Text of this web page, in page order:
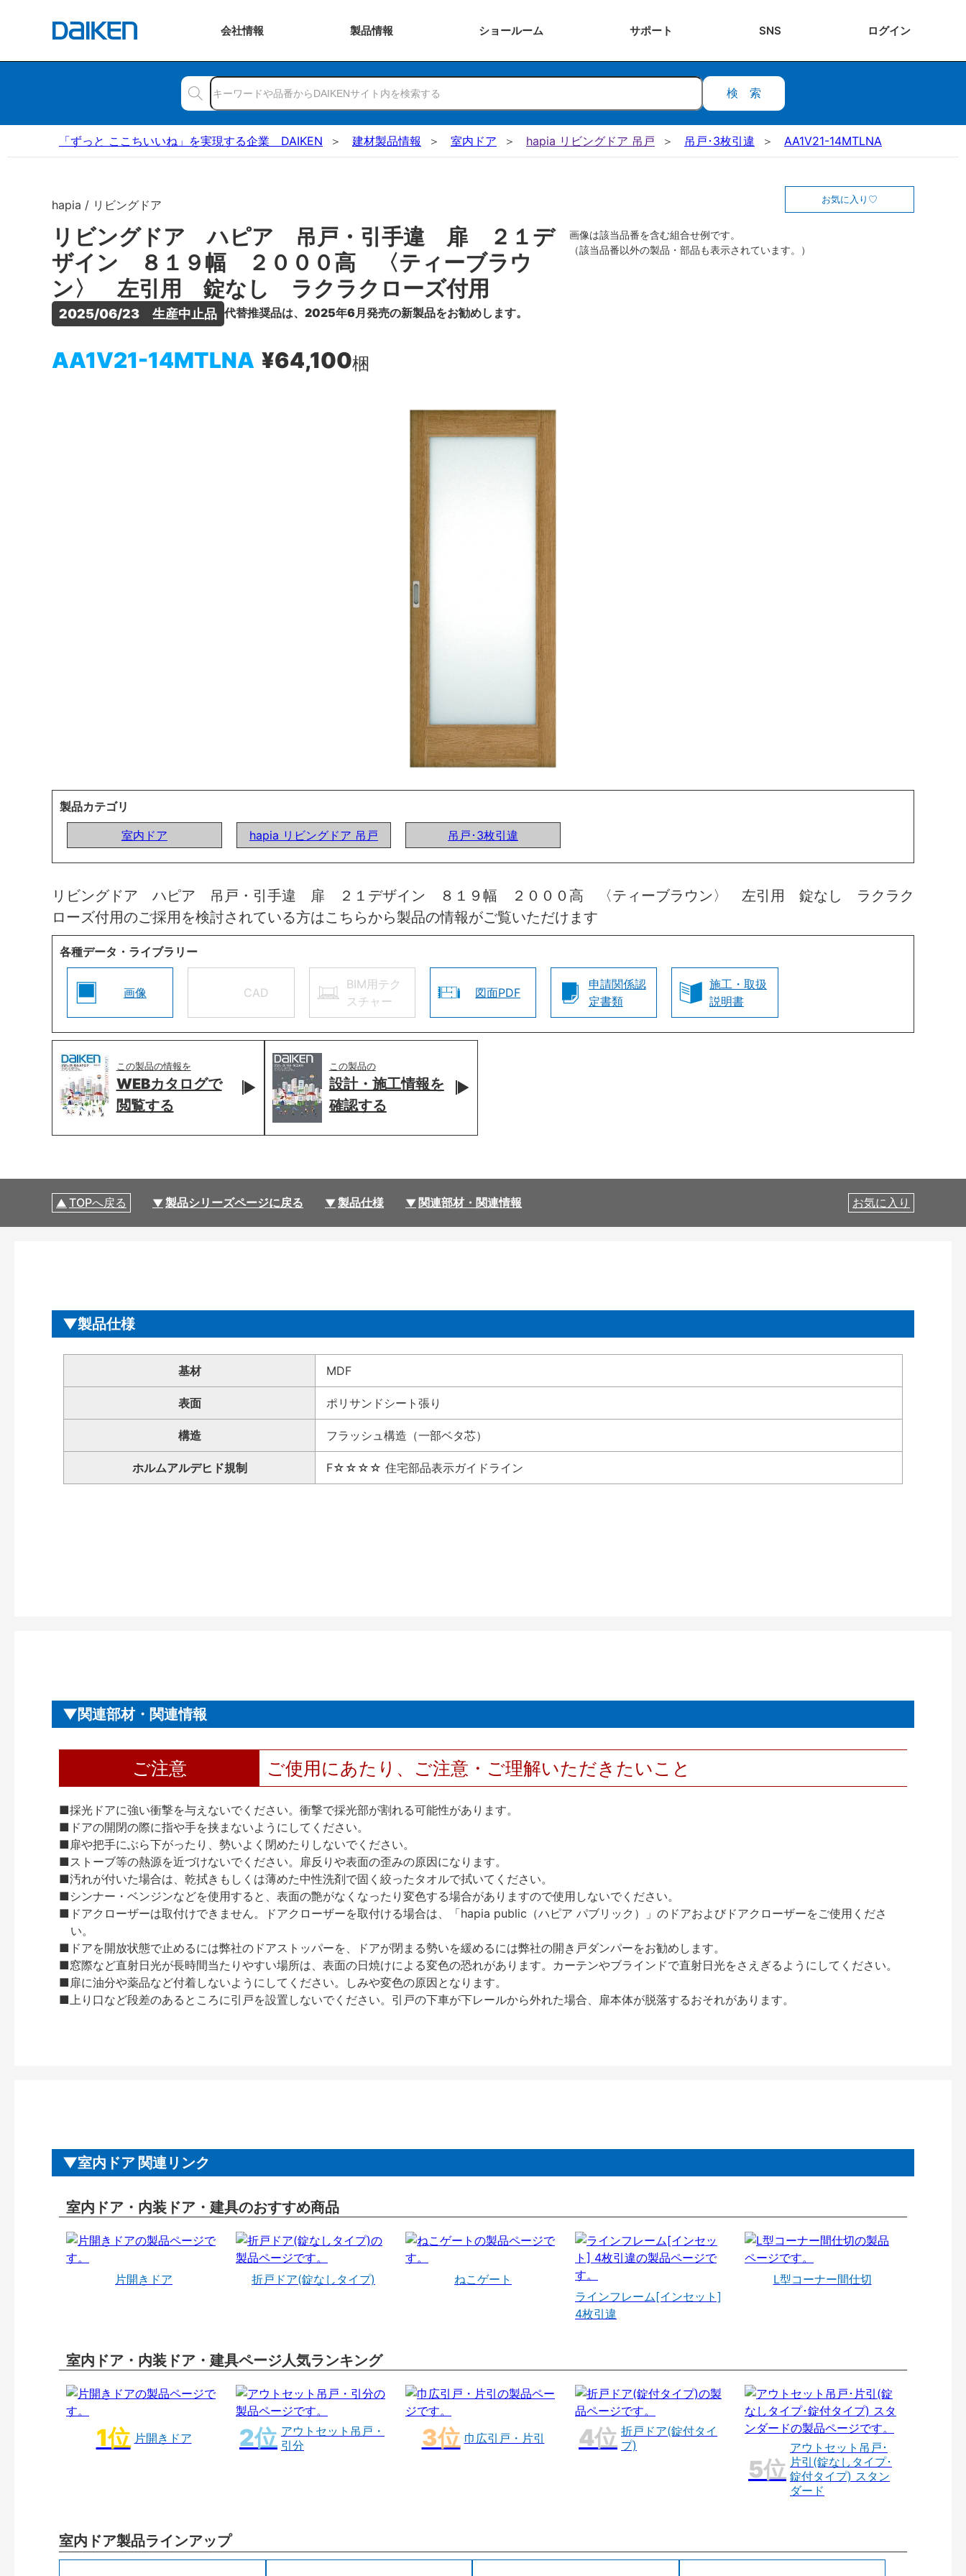
会社情報 製品情報 ショールーム サポート SNS ログイン
検索
「ずっと ここちいいね」を実現する企業 DAIKEN 建材製品情報 室内ドア hapia リビングドア 吊戸 吊戸･3枚引違 AA1V21-14MTLNA
hapia / リビングドア
リビングドア ハピア 吊戸・引手違 扉 ２１デ
ザイン ８１９幅 ２０００高 〈ティーブラウ
ン〉 左引用 錠なし ラクラクローズ付用
2025/06/23　生産中止品 代替推奨品は、2025年6月発売の新製品をお勧めします。
AA1V21-14MTLNA ¥64,100梱
お気に入り
画像は該当品番を含む組合せ例です。
（該当品番以外の製品・部品も表示されています。）
製品カテゴリ
室内ドア
hapia リビングドア 吊戸 吊戸･3枚引違
リビングドア ハピア 吊戸・引手違 扉 ２１デザイン ８１９幅 ２０００高 〈ティーブラウン〉 左引用 錠なし ラクラク
ローズ付用のご採用を検討されている方はこちらから製品の情報がご覧いただけます
各種データ・ライブラリー
画像 CAD
BIM用テク
スチャー
図面PDF
申請関係認
定書類
施工・取扱
説明書
この製品の情報を
WEBカタログで
閲覧する
この製品の
設計・施工情報を
確認する
TOPへ戻る 製品シリーズページに戻る 製品仕様 関連部材・関連情報 お気に入り
製品仕様
基材 MDF
表面 ポリサンドシート張り
構造 フラッシュ構造（一部ベタ芯）
ホルムアルデヒド規制 F☆☆☆☆ 住宅部品表示ガイドライン
関連部材・関連情報
ご注意 ご使用にあたり、ご注意・ご理解いただきたいこと
■採光ドアに強い衝撃を与えないでください。衝撃で採光部が割れる可能性があります。
■ドアの開閉の際に指や手を挟まないようにしてください。
■扉や把手にぶら下がったり、勢いよく閉めたりしないでください。
■ストーブ等の熱源を近づけないでください。扉反りや表面の歪みの原因になります。
■汚れが付いた場合は、乾拭きもしくは薄めた中性洗剤で固く絞ったタオルで拭いてください。
■シンナー・ベンジンなどを使用すると、表面の艶がなくなったり変色する場合がありますので使用しないでください。
■ドアクローザーは取付けできません。ドアクローザーを取付ける場合は、「hapia public（ハピア パブリック）」のドアおよびドアクローザーをご使用くださ
い。
■ドアを開放状態で止めるには弊社のドアストッパーを、ドアが閉まる勢いを緩めるには弊社の開き戸ダンパーをお勧めします。
■窓際など直射日光が長時間当たりやすい場所は、表面の日焼けによる変色の恐れがあります。カーテンやブラインドで直射日光をさえぎるようにしてください。
■扉に油分や薬品など付着しないようにしてください。しみや変色の原因となります。
■上り口など段差のあるところに引戸を設置しないでください。引戸の下車が下レールから外れた場合、扉本体が脱落するおそれがあります。
室内ドア 関連リンク
室内ドア・内装ドア・建具のおすすめ商品
片開きドア 折戸ドア(錠なしタイプ)
ねこゲート
ラインフレーム[インセット]
4枚引違
L型コーナー間仕切
室内ドア・内装ドア・建具ページ人気ランキング
片開きドア
アウトセット吊戸・
引分
巾広引戸・片引
折戸ドア(錠付タイ
プ)
アウトセット吊戸･
片引(錠なしタイプ･
錠付タイプ) スタン
ダード
室内ドア製品ラインアップ